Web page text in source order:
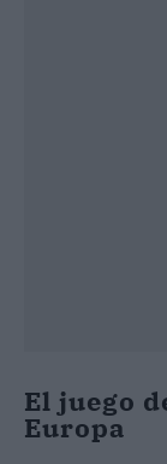
El juego
Europa